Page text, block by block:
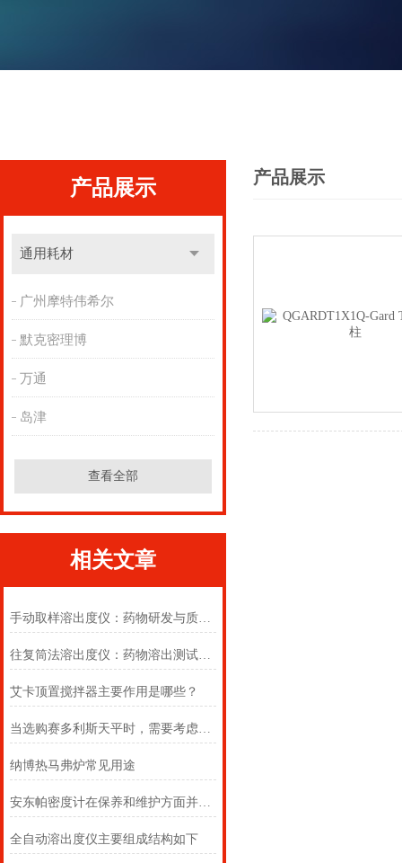
产品展示
通用耗材
广州摩特伟希尔
默克密理博
万通
岛津
查看全部
相关文章
手动取样溶出度仪：药物研发与质量控制的得力助手
往复筒法溶出度仪：药物溶出测试的精密利器
艾卡顶置搅拌器主要作用是哪些？
当选购赛多利斯天平时，需要考虑以下几个因素
纳博热马弗炉常见用途
安东帕密度计在保养和维护方面并不复杂
全自动溶出度仪主要组成结构如下
产品展示